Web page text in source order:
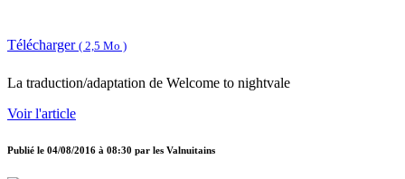
Télécharger ( 2,5 Mo )
La traduction/adaptation de Welcome to nightvale
Voir l'article
Publié le 04/08/2016 à 08:30 par les Valnuitains